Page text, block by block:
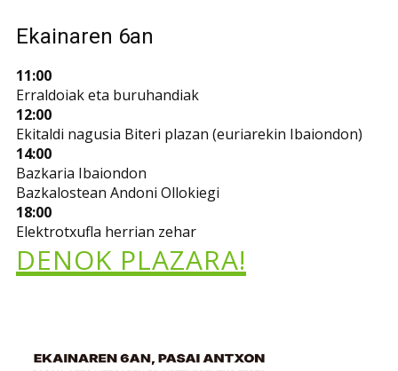
Ekainaren 6an
11:00
Erraldoiak eta buruhandiak
12:00
Ekitaldi nagusia Biteri plazan (euriarekin Ibaiondon)
14:00
Bazkaria Ibaiondon
Bazkalostean Andoni Ollokiegi
18:00
Elektrotxufla herrian zehar
DENOK PLAZARA!